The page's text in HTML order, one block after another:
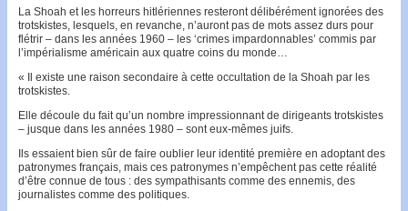
La Shoah et les hor­reurs hitlé­rien­nes resteront délibérément ignorées des
trotskistes, les­quels, en revan­che, n’auront pas de mots as­sez durs pour
flétrir – dans les années 1960 – les ‘crimes impardonnables’ com­mis par
l’impérialisme américain aux quatre coins du monde…
« Il existe une raison secondaire à cette occultation de la Shoah par les
trotskistes.
Elle découle du fait qu’un nombre impressionnant de dirigeants trotskis­tes
– jusque dans les années 1980 – sont eux-mêmes juifs.
Ils essaient bien sûr de faire oublier leur iden­tité première en adoptant des
patronymes français, mais ces patronymes n’empêchent pas cette réalité
d’être connue de tous : des sympathisants comme des enne­mis, des
journa­listes comme des politiques.